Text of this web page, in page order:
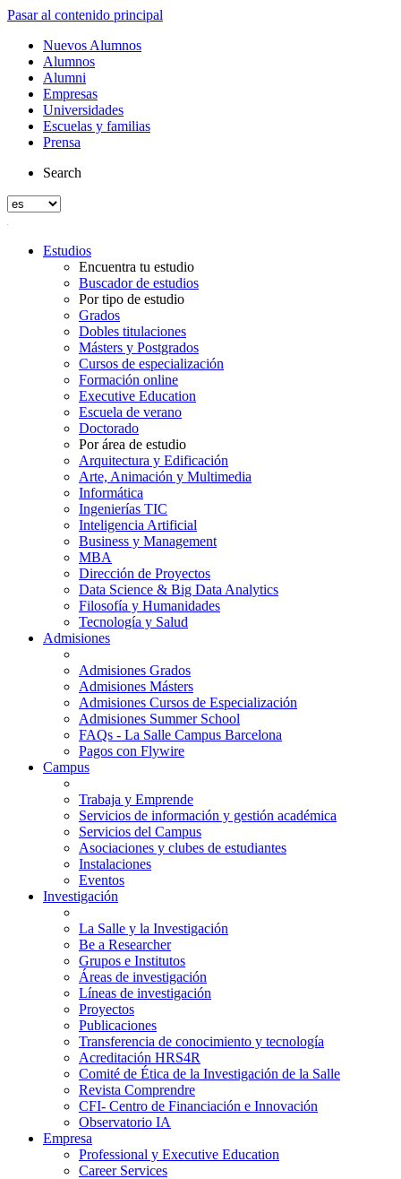
Pasar al contenido principal
Nuevos Alumnos
Alumnos
Alumni
Empresas
Universidades
Escuelas y familias
Prensa
Search
Estudios
Encuentra tu estudio
Buscador de estudios
Por tipo de estudio
Grados
Dobles titulaciones
Másters y Postgrados
Cursos de especialización
Formación online
Executive Education
Escuela de verano
Doctorado
Por área de estudio
Arquitectura y Edificación
Arte, Animación y Multimedia
Informática
Ingenierías TIC
Inteligencia Artificial
Business y Management
MBA
Dirección de Proyectos
Data Science & Big Data Analytics
Filosofía y Humanidades
Tecnología y Salud
Admisiones
Admisiones Grados
Admisiones Másters
Admisiones Cursos de Especialización
Admisiones Summer School
FAQs - La Salle Campus Barcelona
Pagos con Flywire
Campus
Trabaja y Emprende
Servicios de información y gestión académica
Servicios del Campus
Asociaciones y clubes de estudiantes
Instalaciones
Eventos
Investigación
La Salle y la Investigación
Be a Researcher
Grupos e Institutos
Áreas de investigación
Líneas de investigación
Proyectos
Publicaciones
Transferencia de conocimiento y tecnología
Acreditación HRS4R
Comité de Ética de la Investigación de la Salle
Revista Comprendre
CFI- Centro de Financiación e Innovación
Observatorio IA
Empresa
Professional y Executive Education
Career Services